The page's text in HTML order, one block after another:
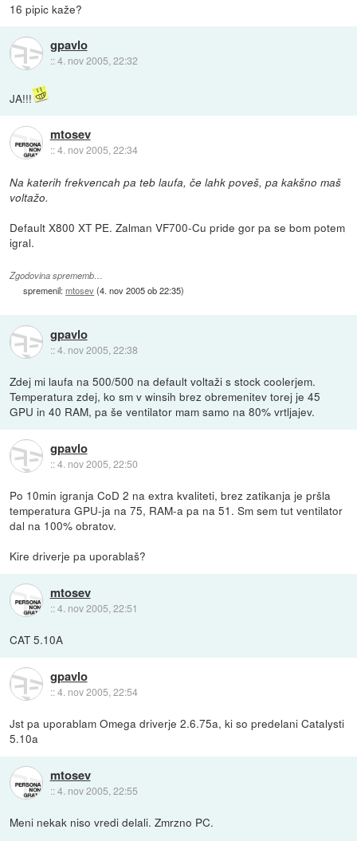
16 pipic kaže?
gpavlo
::4. nov 2005, 22:32
JA!!!
mtosev
::4. nov 2005, 22:34
Na katerih frekvencah pa teb laufa, če lahk poveš, pa kakšno maš
voltažo.
Default X800 XT PE. Zalman VF700-Cu pride gor pa se bom potem
igral.
Zgodovina sprememb…
spremenil:mtosev(4. nov 2005 ob 22:35)
gpavlo
::4. nov 2005, 22:38
Zdej mi laufa na 500/500 na default voltaži s stock coolerjem.
Temperatura zdej, ko sm v winsih brez obremenitev torej je 45
GPU in 40 RAM, pa še ventilator mam samo na 80% vrtljajev.
gpavlo
::4. nov 2005, 22:50
Po 10min igranja CoD 2 na extra kvaliteti, brez zatikanja je pršla
temperatura GPU-ja na 75, RAM-a pa na 51. Sm sem tut ventilator
dal na 100% obratov.
Kire driverje pa uporablaš?
mtosev
::4. nov 2005, 22:51
CAT 5.10A
gpavlo
::4. nov 2005, 22:54
Jst pa uporablam Omega driverje 2.6.75a, ki so predelani Catalysti
5.10a
mtosev
::4. nov 2005, 22:55
Meni nekak niso vredi delali. Zmrzno PC.